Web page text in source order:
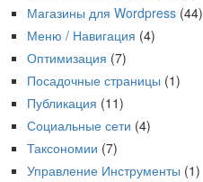
Магазины для Wordpress (44)
Меню / Навигация (4)
Оптимизация (7)
Посадочные страницы (1)
Публикация (11)
Социальные сети (4)
Таксономии (7)
Управление Инструменты (1)